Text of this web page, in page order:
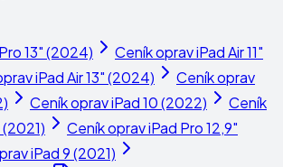
13" (2024) Ceník opraviPad Air 11"
iPad Air 13" (2024)
Ceník oprav
Ceník opraviPad 10 (2022)
Ceník
(2021) Ceník opraviPad Pro 12,9"
iPad 9 (2021)